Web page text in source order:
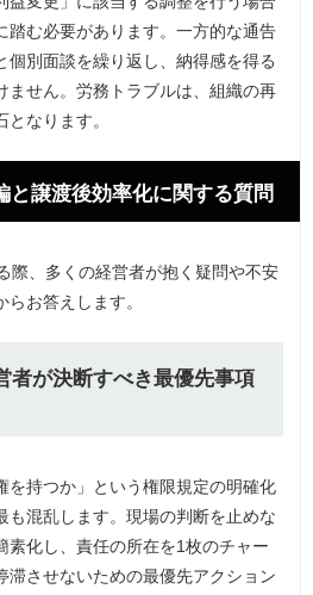
踏む必要があります。一方的な通告
個別面談を繰り返し、納得感を得る
ません。労務トラブルは、組織の再
なります。
と譲渡後効率化に関する質問
際、多くの経営者が抱く疑問や不安
お答えします。
者が決断すべき最優先事項
を持つか」という権限規定の明確化
も混乱します。現場の判断を止めな
素化し、責任の所在を1枚のチャー
滞させないための最優先アクション